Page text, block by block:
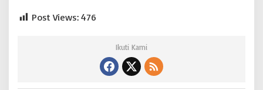
Post Views: 476
Ikuti Kami